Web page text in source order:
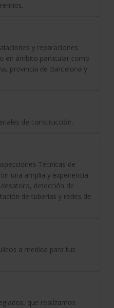
y reparaciones
en ámbito particular como
provincia de Barcelona y
de construcción.
Técnicas de
una amplia y experiencia
detección de
de tuberías y redes de
a medida para tus
que realizamos